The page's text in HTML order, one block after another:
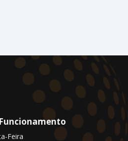
Feira